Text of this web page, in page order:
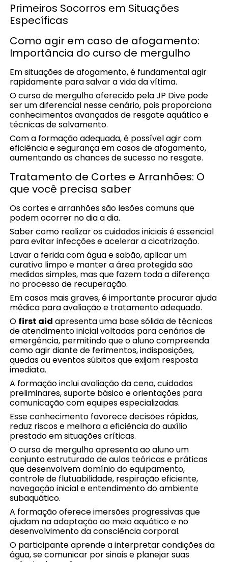
Primeiros Socorros em Situações
Específicas
Como agir em caso de afogamento:
Importância do curso de mergulho
Em situações de afogamento, é fundamental agir
rapidamente para salvar a vida da vítima.
O curso de mergulho oferecido pela JP Dive pode
ser um diferencial nesse cenário, pois proporciona
conhecimentos avançados de resgate aquático e
técnicas de salvamento.
Com a formação adequada, é possível agir com
eficiência e segurança em casos de afogamento,
aumentando as chances de sucesso no resgate.
Tratamento de Cortes e Arranhões: O
que você precisa saber
Os cortes e arranhões são lesões comuns que
podem ocorrer no dia a dia.
Saber como realizar os cuidados iniciais é essencial
para evitar infecções e acelerar a cicatrização.
Lavar a ferida com água e sabão, aplicar um
curativo limpo e manter a área protegida são
medidas simples, mas que fazem toda a diferença
no processo de recuperação.
Em casos mais graves, é importante procurar ajuda
médica para avaliação e tratamento adequado.
O first aid apresenta uma base sólida de técnicas
de atendimento inicial voltadas para cenários de
emergência, permitindo que o aluno compreenda
como agir diante de ferimentos, indisposições,
quedas ou eventos súbitos que exijam resposta
imediata.
A formação inclui avaliação da cena, cuidados
preliminares, suporte básico e orientações para
comunicação com equipes especializadas.
Esse conhecimento favorece decisões rápidas,
reduz riscos e melhora a eficiência do auxílio
prestado em situações críticas.
O curso de mergulho apresenta ao aluno um
conjunto estruturado de aulas teóricas e práticas
que desenvolvem domínio do equipamento,
controle de flutuabilidade, respiração eficiente,
navegação inicial e entendimento do ambiente
subaquático.
A formação oferece imersões progressivas que
ajudam na adaptação ao meio aquático e no
desenvolvimento da consciência corporal.
O participante aprende a interpretar condições da
água, se comunicar por sinais e planejar suas